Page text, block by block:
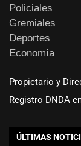
Policiales
Gremiales
Deportes
Economía
Propietario y
Registro DNDA
ÚLTIMAS